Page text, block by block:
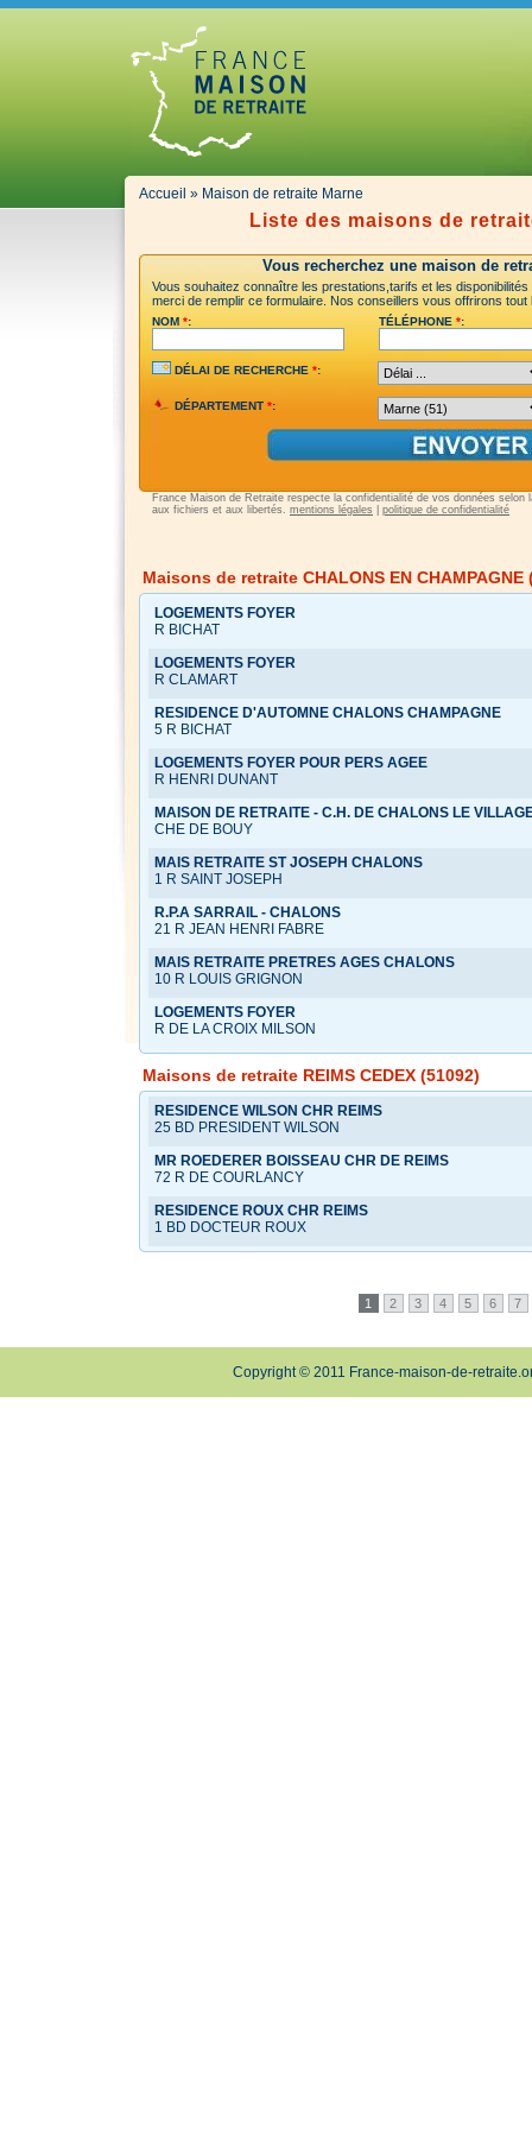
Accueil » Maison de retraite Marne
Liste des maisons de
Vous recherchez une maison de
Vous souhaitez connaître les prestations,tarifs et les
merci de remplir ce formulaire. Nos conseillers vous offrirons
NOM *: TÉLÉPHONE *:
DÉLAI DE RECHERCHE *:
DÉPARTEMENT *:
France Maison de Retraite respecte la confidentialité de vos données selon
aux fichiers et aux libertés. mentions légales politique de confidentialité
Maisons de retraite CHALONS EN CHAMPAGNE
LOGEMENTS FOYER
R BICHAT
LOGEMENTS FOYER
R CLAMART
RESIDENCE D'AUTOMNE CHALONS CHAMPAGNE
5 R BICHAT
LOGEMENTS FOYER POUR PERS AGEE
R HENRI DUNANT
MAISON DE RETRAITE - C.H. DE CHALONS LE
CHE DE BOUY
MAIS RETRAITE ST JOSEPH CHALONS
1 R SAINT JOSEPH
R.P.A SARRAIL - CHALONS
21 R JEAN HENRI FABRE
MAIS RETRAITE PRETRES AGES CHALONS
10 R LOUIS GRIGNON
LOGEMENTS FOYER
R DE LA CROIX MILSON
Maisons de retraite REIMS CEDEX (51092)
RESIDENCE WILSON CHR REIMS
25 BD PRESIDENT WILSON
MR ROEDERER BOISSEAU CHR DE REIMS
72 R DE COURLANCY
RESIDENCE ROUX CHR REIMS
1 BD DOCTEUR ROUX
1 2 3 4 5 6 7
Copyright © 2011 France-maison-de-